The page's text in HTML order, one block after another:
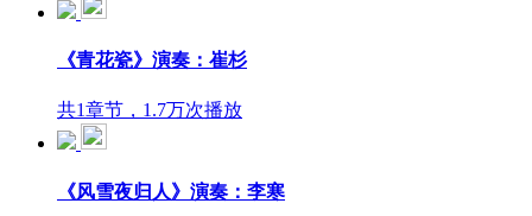
《青花瓷》演奏：崔杉
共1章节，1.7万次播放
《风雪夜归人》演奏：李寒